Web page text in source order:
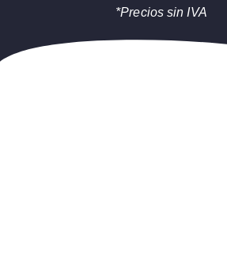
*Precios sin IVA